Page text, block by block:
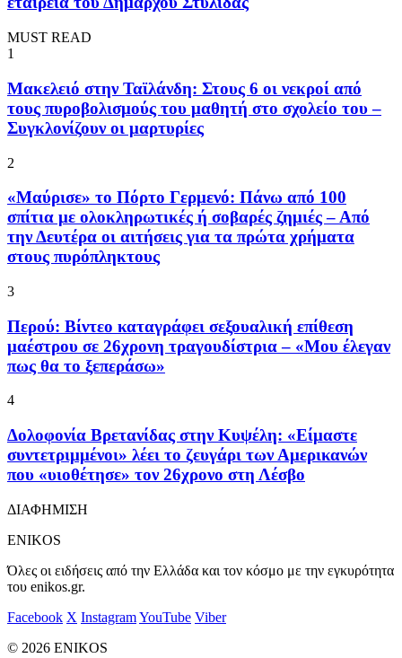
MUST READ
1
Μακελειό στην Ταϊλάνδη: Στους 6 οι νεκροί από
τους πυροβολισμούς του μαθητή στο σχολείο του –
Συγκλονίζουν οι μαρτυρίες
2
«Μαύρισε» το Πόρτο Γερμενό: Πάνω από 100
σπίτια με ολοκληρωτικές ή σοβαρές ζημιές – Από
την Δευτέρα οι αιτήσεις για τα πρώτα χρήματα
στους πυρόπληκτους
3
Περού: Βίντεο καταγράφει σεξουαλική επίθεση
μαέστρου σε 26χρονη τραγουδίστρια – «Μου έλεγαν
πως θα το ξεπεράσω»
4
Δολοφονία Βρετανίδας στην Κυψέλη: «Είμαστε
συντετριμμένοι» λέει το ζευγάρι των Αμερικανών
που «υιοθέτησε» τον 26χρονο στη Λέσβο
ΔΙΑΦΗΜΙΣΗ
ENIKOS
Όλες οι ειδήσεις από την Ελλάδα και τον κόσμο με την εγκυρότητα
του enikos.gr.
Facebook X InstagramYouTube Viber
© 2026 ENIKOS